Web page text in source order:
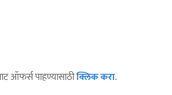
ऑफर्स पाहण्यासाठीक्लिक करा.